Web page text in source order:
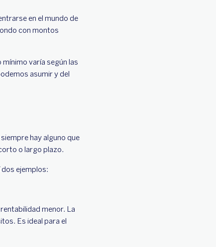
en el mundo de
con montos
varía según las
asumir y del
hay alguno que
o largo plazo.
ejemplos:
menor. La
Es ideal para el